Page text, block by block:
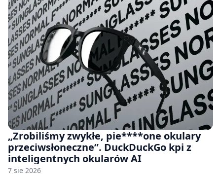
„Zrobiliśmy zwykłe, pie****one okulary
przeciwsłoneczne”. DuckDuckGo kpi z
inteligentnych okularów AI
7 sie 2026